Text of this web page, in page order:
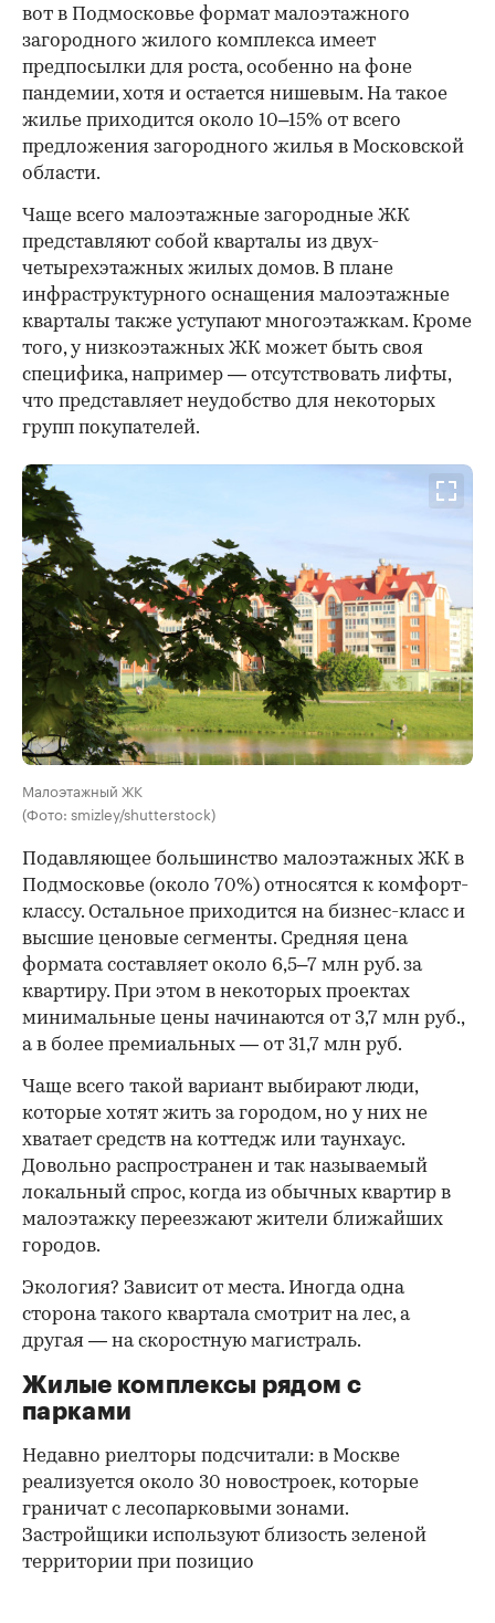
вот в Подмосковье формат малоэтажного
загородного жилого комплекса имеет
предпосылки для роста, особенно на фоне
пандемии, хотя и остается нишевым. На такое
жилье приходится около 10–15% от всего
предложения загородного жилья в Московской
области.
Чаще всего малоэтажные загородные ЖК
представляют собой кварталы из двух-
четырехэтажных жилых домов. В плане
инфраструктурного оснащения малоэтажные
кварталы также уступают многоэтажкам. Кроме
того, у низкоэтажных ЖК может быть своя
специфика, например — отсутствовать лифты,
что представляет неудобство для некоторых
групп покупателей.
Малоэтажный ЖК
(Фото: smizley/shutterstock)
Подавляющее большинство малоэтажных ЖК в
Подмосковье (около 70%) относятся к комфорт-
классу. Остальное приходится на бизнес-класс и
высшие ценовые сегменты. Средняя цена
формата составляет около 6,5–7 млн руб. за
квартиру. При этом в некоторых проектах
минимальные цены начинаются от 3,7 млн руб.,
а в более премиальных — от 31,7 млн руб.
Чаще всего такой вариант выбирают люди,
которые хотят жить за городом, но у них не
хватает средств на коттедж или таунхаус.
Довольно распространен и так называемый
локальный спрос, когда из обычных квартир в
малоэтажку переезжают жители ближайших
городов.
Экология? Зависит от места. Иногда одна
сторона такого квартала смотрит на лес, а
другая — на скоростную магистраль.
Жилые комплексы рядом с
парками
Недавно риелторы подсчитали: в Москве
реализуется около 30 новостроек, которые
граничат с лесопарковыми зонами.
Застройщики используют близость зеленой
территории при позицио